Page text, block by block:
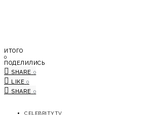
ИТОГО
0
ПОДЕЛИЛИСЬ
SHARE 0
LIKE 0
SHARE 0
CELEBRITYTV